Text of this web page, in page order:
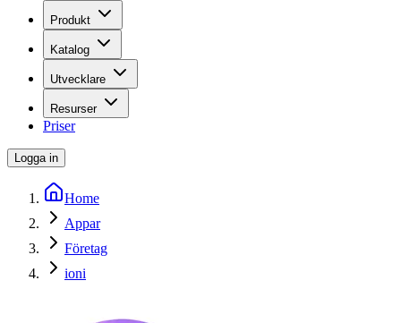
Produkt
Katalog
Utvecklare
Resurser
Priser
Logga in
Home
Appar
Företag
ioni